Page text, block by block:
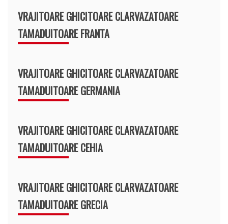
VRAJITOARE GHICITOARE CLARVAZATOARE
TAMADUITOARE FRANTA
VRAJITOARE GHICITOARE CLARVAZATOARE
TAMADUITOARE GERMANIA
VRAJITOARE GHICITOARE CLARVAZATOARE
TAMADUITOARE CEHIA
VRAJITOARE GHICITOARE CLARVAZATOARE
TAMADUITOARE GRECIA